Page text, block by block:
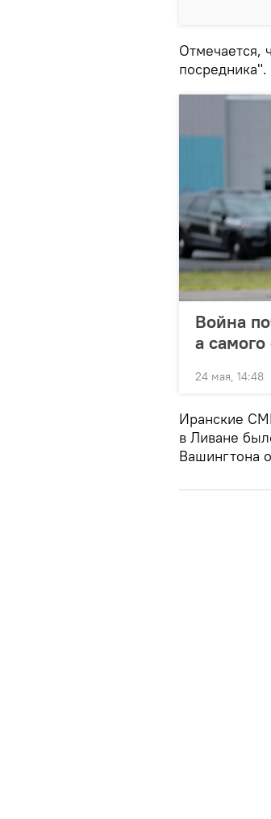
Отмечается,
посредника".
Война
а самого
24 мая, 14:48
Иранские
в Ливане
Вашингтона